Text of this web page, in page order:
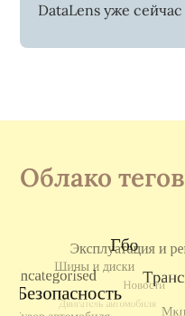
DataLens уже сейчас
Облако тегов